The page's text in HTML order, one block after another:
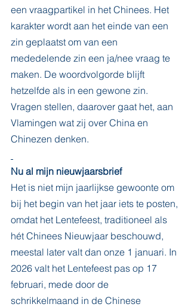
een vraagpartikel in het Chinees. Het
karakter wordt aan het einde van een
zin geplaatst om van een
mededelende zin een ja/nee vraag te
maken. De woordvolgorde blijft
hetzelfde als in een gewone zin.
Vragen stellen, daarover gaat het, aan
Vlamingen wat zij over China en
Chinezen denken.
Nu al mijn nieuwjaarsbrief
Het is niet mijn jaarlijkse gewoonte om
bij het begin van het jaar iets te posten,
omdat het Lentefeest, traditioneel als
hét Chinees Nieuwjaar beschouwd,
meestal later valt dan onze 1 januari. In
2026 valt het Lentefeest pas op 17
februari, mede door de
schrikkelmaand in de Chinese